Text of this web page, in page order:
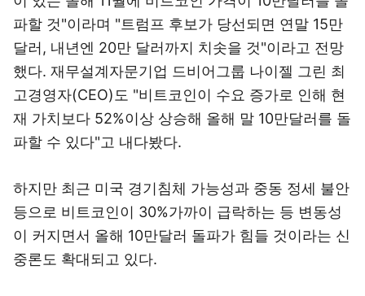
파할 것"이라며 "트럼프 후보가 당선되면 연말 15만
달러, 내년엔 20만 달러까지 치솟을 것"이라고 전망
했다. 재무설계자문기업 드비어그룹 나이젤 그린 최
고경영자(CEO)도 "비트코인이 수요 증가로 인해 현
재 가치보다 52%이상 상승해 올해 말 10만달러를 돌
파할 수 있다"고 내다봤다.
하지만 최근 미국 경기침체 가능성과 중동 정세 불안
등으로 비트코인이 30%가까이 급락하는 등 변동성
이 커지면서 올해 10만달러 돌파가 힘들 것이라는 신
중론도 확대되고 있다.